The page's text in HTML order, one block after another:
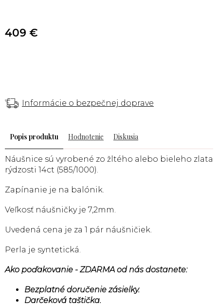
Informácie o bezpečnej doprave
409 €
Popis Hodnotenie Diskusia
Náušnice sú vyrobené zo žltého alebo bieleho zlata
rýdzosti 14ct (585/1000).
Zapínanie je na balónik.
Veľkosť náušničky je 7,2mm.
Uvedená cena je za 1 pár náušničiek.
Perla je syntetická.
Ako poďakovanie - ZDARMA od nás dostanete:
Bezplatné doručenie zásielky.
Darčeková taštička.